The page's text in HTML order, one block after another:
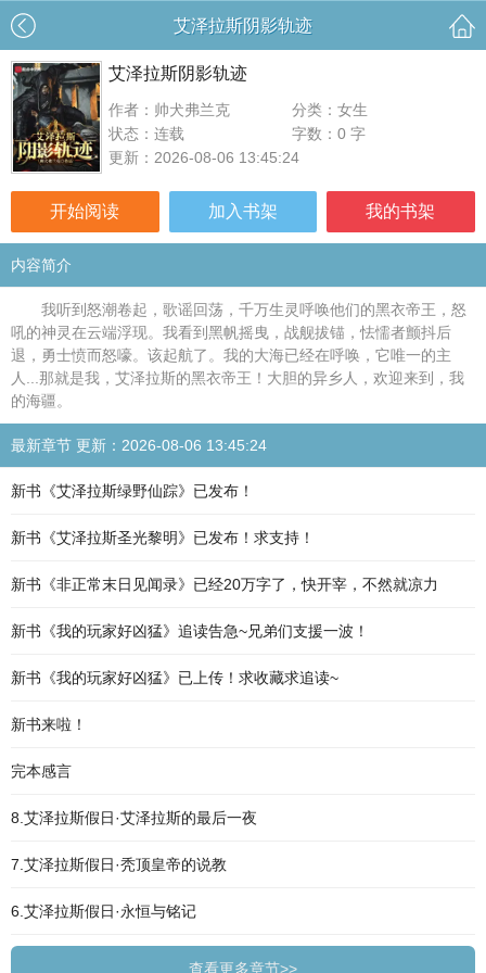
艾泽拉斯阴影轨迹
艾泽拉斯阴影轨迹
作者：帅犬弗兰克
分类：女生
状态：连载
字数：0 字
更新：2026-08-06 13:45:24
开始阅读 加入书架 我的书架
内容简介
我听到怒潮卷起，歌谣回荡，千万生灵呼唤他们的黑衣帝王，怒
吼的神灵在云端浮现。我看到黑帆摇曳，战舰拔锚，怯懦者颤抖后
退，勇士愤而怒嚎。该起航了。我的大海已经在呼唤，它唯一的主
人...那就是我，艾泽拉斯的黑衣帝王！大胆的异乡人，欢迎来到，我
的海疆。
最新章节 更新：2026-08-06 13:45:24
新书《艾泽拉斯绿野仙踪》已发布！
新书《艾泽拉斯圣光黎明》已发布！求支持！
新书《非正常末日见闻录》已经20万字了，快开宰，不然就凉力
新书《我的玩家好凶猛》追读告急~兄弟们支援一波！
新书《我的玩家好凶猛》已上传！求收藏求追读~
新书来啦！
完本感言
8.艾泽拉斯假日·艾泽拉斯的最后一夜
7.艾泽拉斯假日·秃顶皇帝的说教
6.艾泽拉斯假日·永恒与铭记
查看更多章节>>